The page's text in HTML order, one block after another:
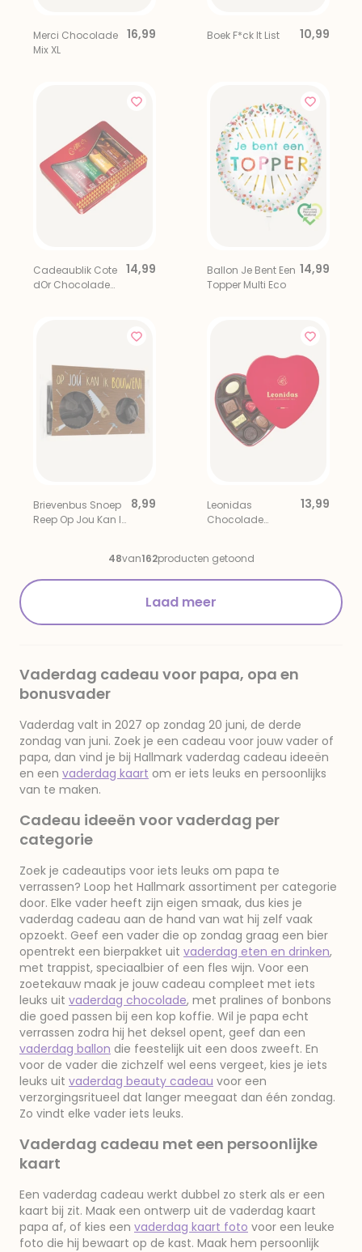
Merci Chocolade
Mix XL
16,99 Boek F*ck It List 10,99
Cadeaublik Cote
dOr Chocolade
14,99
Ballon Je Bent Een
Topper Multi Eco
14,99
Brievenbus Snoep
Reep Op Jou Kan Ik
8,99
Leonidas
Chocolade
stuks
13,99
48van162producten getoond
Laad meer
Vaderdag cadeau voor papa, opa en
bonusvader
Vaderdag valt in 2027 op zondag 20 juni, de derde
zondag van juni. Zoek je een cadeau voor jouw vader of
papa, dan vind je bij Hallmark vaderdag cadeau ideeën
en een vaderdag kaart om er iets leuks en persoonlijks
van te maken.
Cadeau ideeën voor vaderdag per
categorie
Zoek je cadeautips voor iets leuks om papa te
verrassen? Loop het Hallmark assortiment per categorie
door. Elke vader heeft zijn eigen smaak, dus kies je
vaderdag cadeau aan de hand van wat hij zelf vaak
opzoekt. Geef een vader die op zondag graag een bier
opentrekt een bierpakket uit vaderdag eten en drinken,
met trappist, speciaalbier of een fles wijn. Voor een
zoetekauw maak je jouw cadeau compleet met iets
leuks uit vaderdag chocolade, met pralines of bonbons
die goed passen bij een kop koffie. Wil je papa echt
verrassen zodra hij het deksel opent, geef dan een
vaderdag ballon die feestelijk uit een doos zweeft. En
voor de vader die zichzelf wel eens vergeet, kies je iets
leuks uit vaderdag beauty cadeau voor een
verzorgingsritueel dat langer meegaat dan één zondag.
Zo vindt elke vader iets leuks.
Vaderdag cadeau met een persoonlijke
kaart
Een vaderdag cadeau werkt dubbel zo sterk als er een
kaart bij zit. Maak een ontwerp uit de vaderdag kaart
papa af, of kies een vaderdag kaart foto voor een leuke
foto die hij bewaart op de kast. Maak hem persoonlijk